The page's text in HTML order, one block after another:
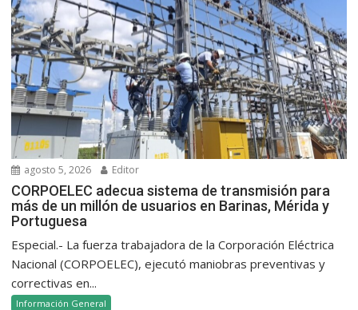
agosto 5, 2026 Editor
CORPOELEC adecua sistema de transmisión para
más de un millón de usuarios en Barinas, Mérida y
Portuguesa
Especial.- La fuerza trabajadora de la Corporación Eléctrica
Nacional (CORPOELEC), ejecutó maniobras preventivas y
correctivas en...
Información General